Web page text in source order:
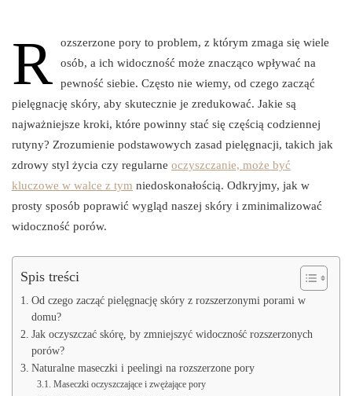
R
ozszerzone pory to problem, z którym zmaga się wiele
osób, a ich widoczność może znacząco wpływać na
pewność siebie. Często nie wiemy, od czego zacząć
pielęgnację skóry, aby skutecznie je zredukować. Jakie są
najważniejsze kroki, które powinny stać się częścią codziennej
rutyny? Zrozumienie podstawowych zasad pielęgnacji, takich jak
zdrowy styl życia czy regularne oczyszczanie, może być
kluczowe w walce z tym niedoskonałością. Odkryjmy, jak w
prosty sposób poprawić wygląd naszej skóry i zminimalizować
widoczność porów.
Spis treści
Od czego zacząć pielęgnację skóry z rozszerzonymi porami w
domu?
Jak oczyszczać skórę, by zmniejszyć widoczność rozszerzonych
porów?
Naturalne maseczki i peelingi na rozszerzone pory
Maseczki oczyszczające i zwężające pory